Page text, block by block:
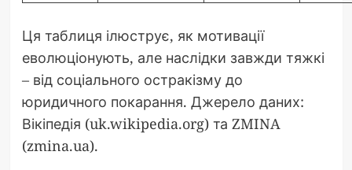
Ця таблиця ілюструє, як мотивації
еволюціонують, але наслідки завжди тяжкі
– від соціального остракізму до
юридичного покарання. Джерело даних:
Вікіпедія (uk.wikipedia.org) та ZMINA
(zmina.ua).